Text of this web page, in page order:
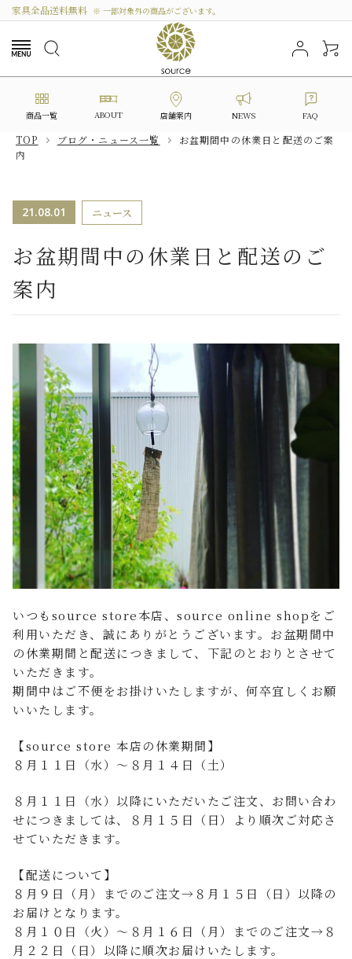
家具全品送料無料 ※ 一部対象外の商品がございます。
商品一覧 ABOUT 店舗案内 NEWS FAQ
カテゴリーから選ぶ
シリーズから選ぶ
価格から探す
FAQ よくあるご質問
店舗案内
ご利用ガイド
プライバシーポリシー
特定商取引法について
TOP ブログ・ニュース一覧
お盆期間中の休業日と配送のご案
内
21.08.01 ニュース
お盆期間中の休業日と配送のご
案内
いつもsource store本店、source online shopをご
利用いただき、誠にありがとうございます。お盆期間中
の休業期間と配送につきまして、下記のとおりとさせて
いただきます。
期間中はご不便をお掛けいたしますが、何卒宜しくお願
いいたします。
【source store 本店の休業期間】
８月１１日（水）～８月１４日（土）
８月１１日（水）以降にいただいたご注文、お問い合わ
せにつきましては、８月１５日（日）より順次ご対応さ
せていただきます。
【配送について】
８月９日（月）までのご注文→８月１５日（日）以降の
お届けとなります。
８月１０日（火）～８月１６日（月）までのご注文→８
月２２日（日）以降に順次お届けいたします。